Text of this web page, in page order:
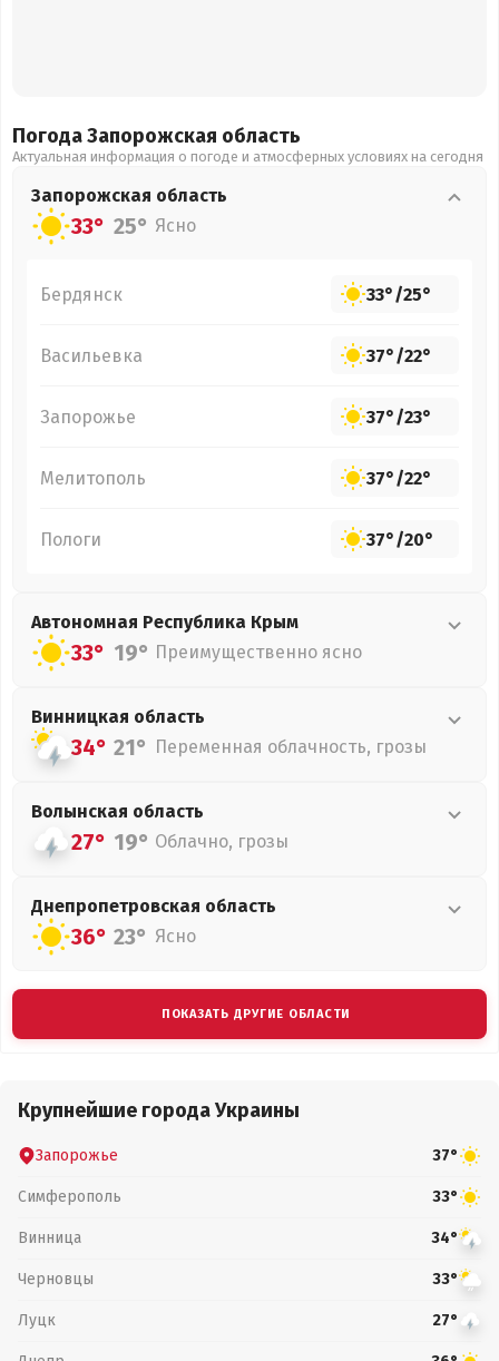
Погода Запорожская область
Актуальная информация о погоде и атмосферных условиях на сегодня
Запорожская область
33° 25° Ясно
Бердянск 33°/25°
Васильевка 37°/22°
Запорожье 37°/23°
Мелитополь 37°/22°
Пологи 37°/20°
Автономная Республика Крым
33° 19° Преимущественно ясно
Винницкая область
34° 21° Переменная облачность, грозы
Волынская область
27° 19° Облачно, грозы
Днепропетровская область
36° 23° Ясно
ПОКАЗАТЬ ДРУГИЕ ОБЛАСТИ
Крупнейшие города Украины
Запорожье 37°
Симферополь 33°
Винница 34°
Черновцы 33°
Луцк 27°